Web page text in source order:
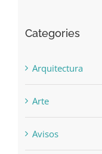
Categories
Arquitectura
Arte
Avisos